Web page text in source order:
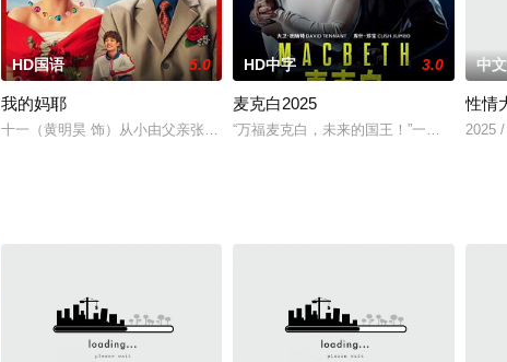
HD国语 5.0
我的妈耶
十一（黄明昊 饰）从小由父亲张永勋（白客 饰）独自抚养长大，自出生时就离
HD中字 3.0
麦克白2025
“万福麦克白，未来的国王！”一句预言叫
中
性情
2025